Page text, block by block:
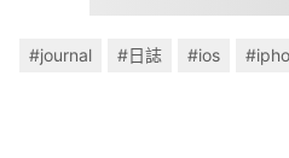
#journal #日誌 #ios